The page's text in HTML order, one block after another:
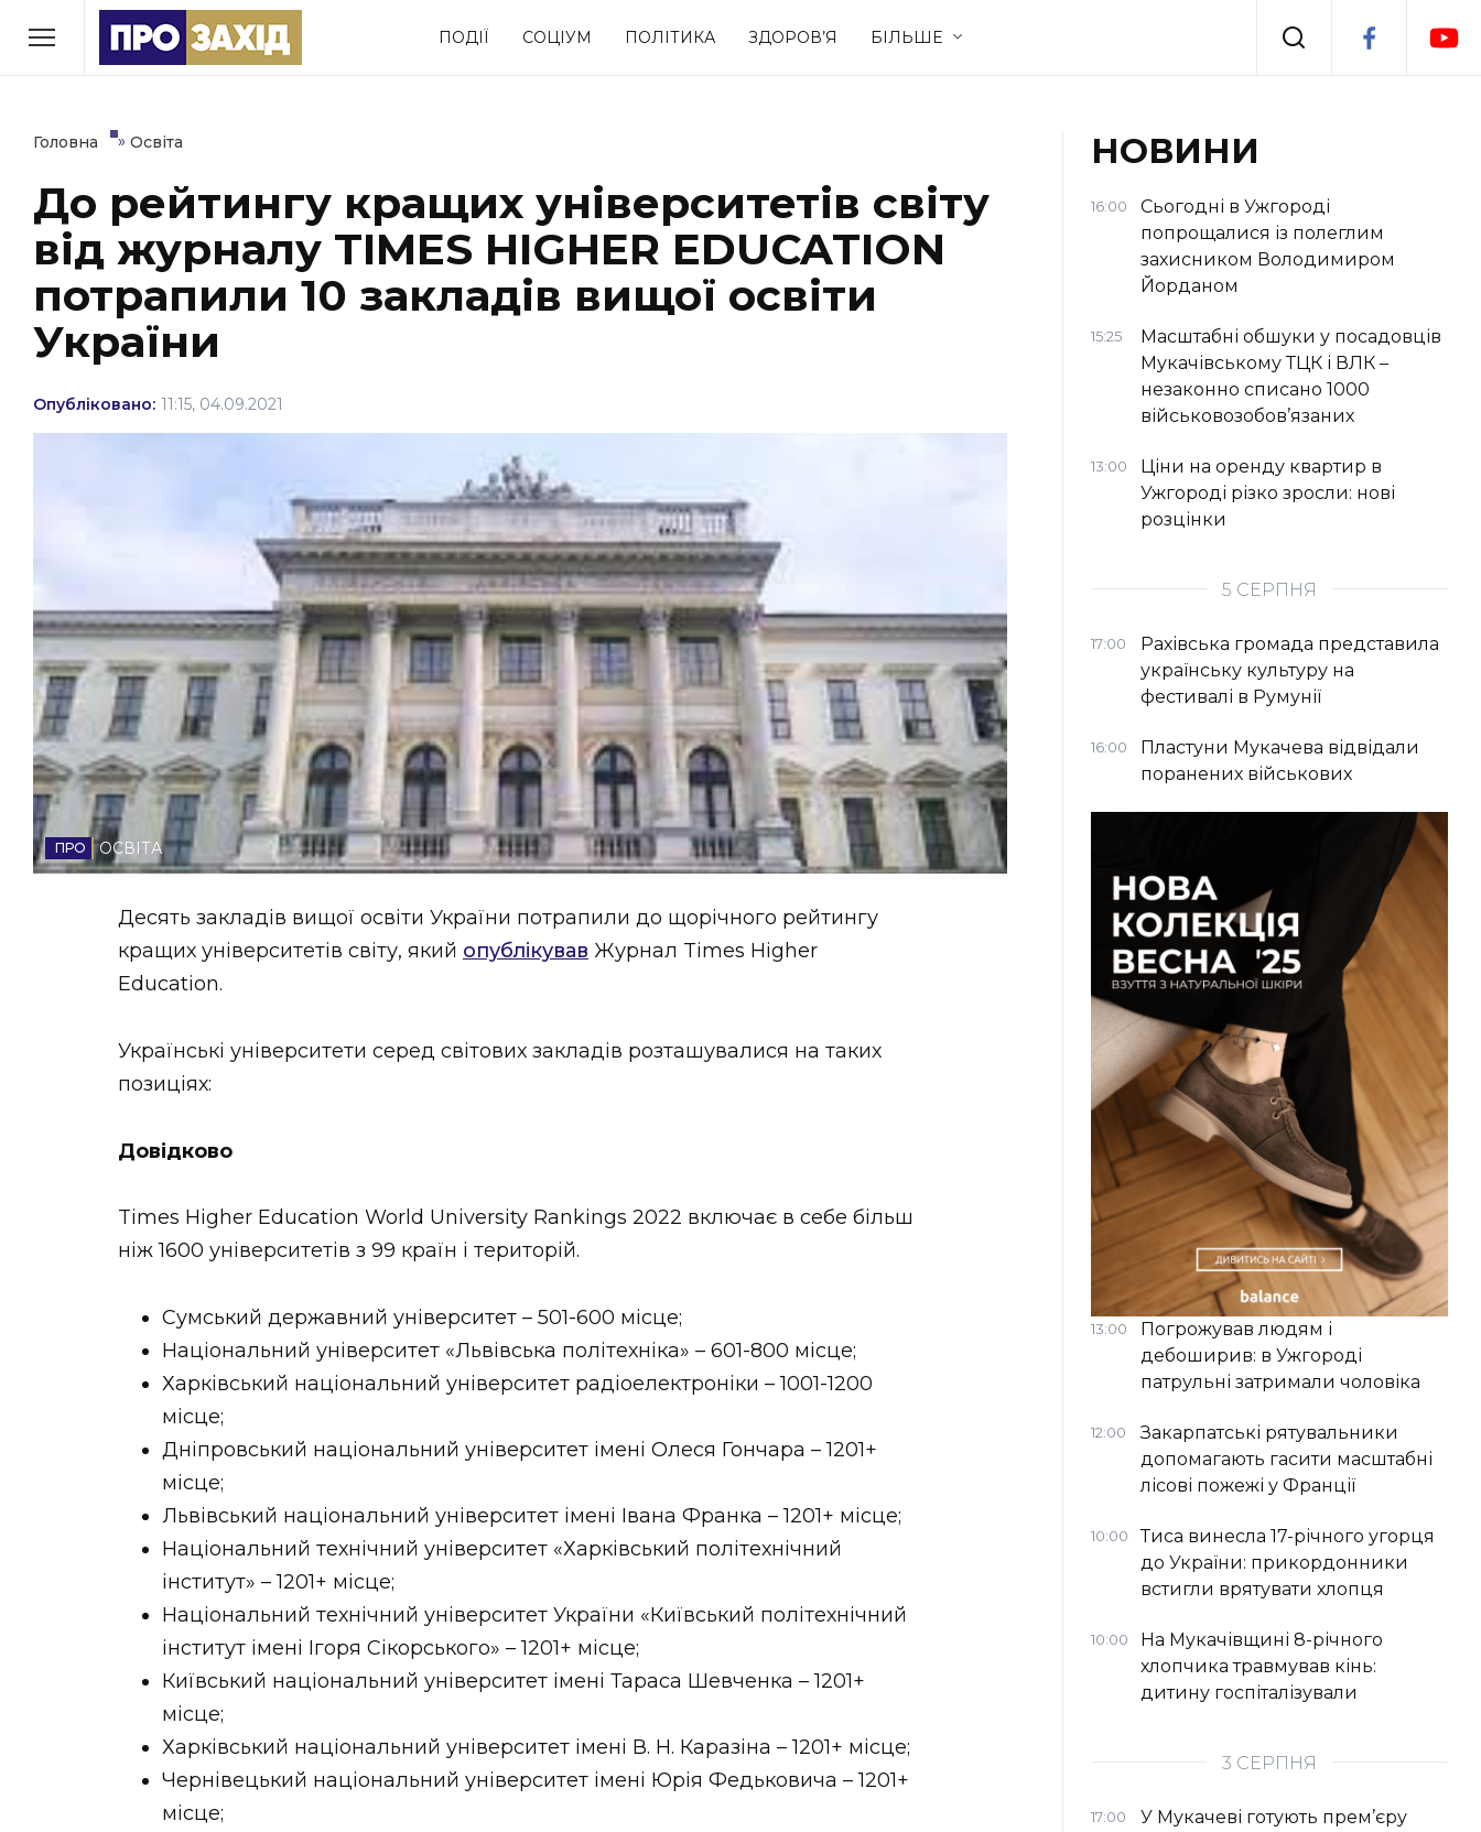
ПОДІЇ СОЦІУМ ПОЛІТИКА ЗДОРОВ’Я БІЛЬШЕ
РУБРИКИ
Економіка Події
Політика Соціум Спорт Стиль життя
Втрачений Ужгород
(відеоверсія)
ЗАКАРПАТСЬКІ НОВИНИ
НОВИНИ ЗАХІДНОЇ УКРАЇНИ
ФОТО
ВІДЕО
Головна » Освіта
До рейтингу кращих університетів світу
від журналу TIMES HIGHER EDUCATION
потрапили 10 закладів вищої освіти
України
Опубліковано: 11:15, 04.09.2021
ОСВІТА
Десять закладів вищої освіти України потрапили до щорічного рейтингу
кращих університетів світу, який опублікував Журнал Times Higher
Education.
Українські університети серед світових закладів розташувалися на таких
позиціях:
Довідково
Times Higher Education World University Rankings 2022 включає в себе більш
ніж 1600 університетів з 99 країн і територій.
Сумський державний університет – 501-600 місце;
Національний університет «Львівська політехніка» – 601-800 місце;
Харківський національний університет радіоелектроніки – 1001-1200
місце;
Дніпровський національний університет імені Олеся Гончара – 1201+
місце;
Львівський національний університет імені Івана Франка – 1201+ місце;
Національний технічний університет «Харківський політехнічний
інститут» – 1201+ місце;
Національний технічний університет України «Київський політехнічний
інститут імені Ігоря Сікорського» – 1201+ місце;
Київський національний університет імені Тараса Шевченка – 1201+
місце;
Харківський національний університет імені В. Н. Каразіна – 1201+ місце;
Чернівецький національний університет імені Юрія Федьковича – 1201+
місце;
НОВИНИ
16:00
Сьогодні в Ужгороді
попрощалися із полеглим
захисником Володимиром
Йорданом
15:25
Масштабні обшуки у посадовців
Мукачівському ТЦК і ВЛК –
незаконно списано 1000
військовозобов’язаних
13:00
Ціни на оренду квартир в
Ужгороді різко зросли: нові
розцінки
5 СЕРПНЯ
17:00
Рахівська громада представила
українську культуру на
фестивалі в Румунії
16:00
Пластуни Мукачева відвідали
поранених військових
13:00
Погрожував людям і
дебоширив: в Ужгороді
патрульні затримали чоловіка
12:00
Закарпатські рятувальники
допомагають гасити масштабні
лісові пожежі у Франції
10:00
Тиса винесла 17-річного угорця
до України: прикордонники
встигли врятувати хлопця
10:00
На Мукачівщині 8-річного
хлопчика травмував кінь:
дитину госпіталізували
3 СЕРПНЯ
17:00
У Мукачеві готують прем’єру